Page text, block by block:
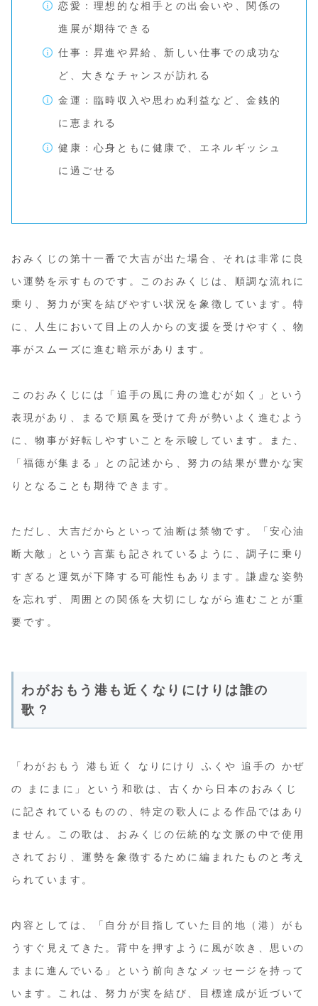
恋愛：理想的な相手との出会いや、関係の
進展が期待できる
仕事：昇進や昇給、新しい仕事での成功な
ど、大きなチャンスが訪れる
金運：臨時収入や思わぬ利益など、金銭的
に恵まれる
健康：心身ともに健康で、エネルギッシュ
に過ごせる
おみくじの第十一番で大吉が出た場合、それは非常に良
い運勢を示すものです。このおみくじは、順調な流れに
乗り、努力が実を結びやすい状況を象徴しています。特
に、人生において目上の人からの支援を受けやすく、物
事がスムーズに進む暗示があります。
このおみくじには「追手の風に舟の進むが如く」という
表現があり、まるで順風を受けて舟が勢いよく進むよう
に、物事が好転しやすいことを示唆しています。また、
「福徳が集まる」との記述から、努力の結果が豊かな実
りとなることも期待できます。
ただし、大吉だからといって油断は禁物です。「安心油
断大敵」という言葉も記されているように、調子に乗り
すぎると運気が下降する可能性もあります。謙虚な姿勢
を忘れず、周囲との関係を大切にしながら進むことが重
要です。
わがおもう港も近くなりにけりは誰の
歌？
「わがおもう 港も近く なりにけり ふくや 追手の かぜ
の まにまに」という和歌は、古くから日本のおみくじ
に記されているものの、特定の歌人による作品ではあり
ません。この歌は、おみくじの伝統的な文脈の中で使用
されており、運勢を象徴するために編まれたものと考え
られています。
内容としては、「自分が目指していた目的地（港）がも
うすぐ見えてきた。背中を押すように風が吹き、思いの
ままに進んでいる」という前向きなメッセージを持って
います。これは、努力が実を結び、目標達成が近づいて